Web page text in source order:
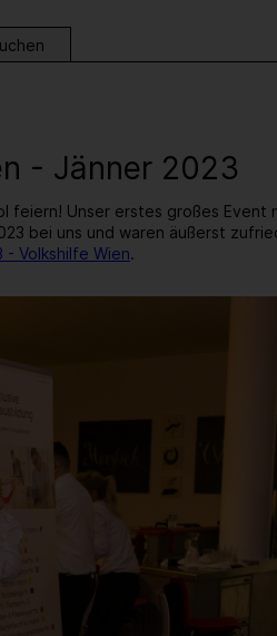
- Jänner 2023
feiern! Unser erstes großes Event
bei uns und waren äußerst
- Volkshilfe Wien.